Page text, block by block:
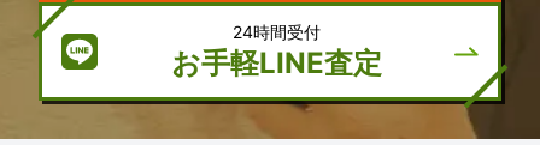
24時間受付
お手軽LINE査定